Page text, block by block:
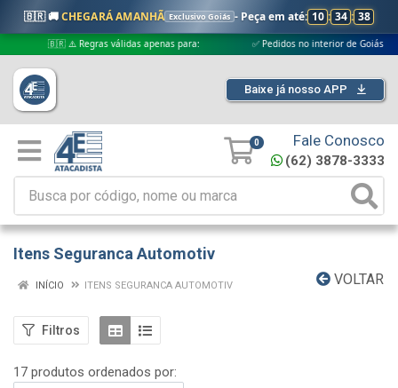
🇧🇷 🚚CHEGARÁ AMANHÃ Exclusivo Goiás - Peça em até: 10 : 34 : 37
🇧🇷 ⚠️ Regras válidas apenas para: ✅ Pedidos no interior de Goiás
Baixe já nosso APP
0 Fale Conosco
(62) 3878-3333
Itens Seguranca Automotiv
VOLTAR
INÍCIO ITENS SEGURANCA AUTOMOTIV
Filtros
17 produtos ordenados por: